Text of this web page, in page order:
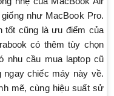
như MacBook Pro.
tốt cũng là ưu điểm của
có thêm tùy chọn
nhu cầu mua laptop cũ
ngay chiếc máy này về.
mẽ, cùng hiệu suất sử